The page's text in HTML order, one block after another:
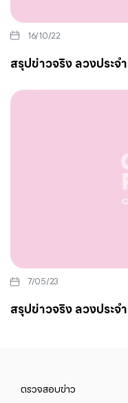
16/10/22
สรุปข่าวจริง ลวงประ
7/05/23
สรุปข่าวจริง ลวงประ
ตรวจสอบข่าว